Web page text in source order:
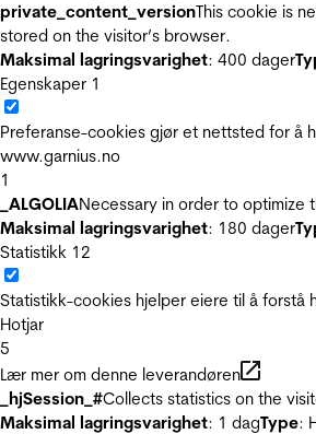
private_content_versionThis cookie is
stored on the visitor’s browser.
Maksimal lagringsvarighet: 400 dager
Egenskaper 1
Preferanse-cookies gjør et nettsted for å
www.garnius.no
1
_ALGOLIANecessary in order to optimize
Maksimal lagringsvarighet: 180 dager
Statistikk 12
Statistikk-cookies hjelper eiere til å forstå
Hotjar
5
Lær mer om denne leverandøren
_hjSession_#Collects statistics on the
Maksimal lagringsvarighet: 1 dagType: